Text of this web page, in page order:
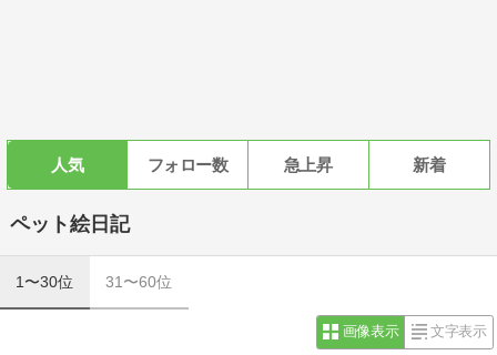
人気 フォロー数 急上昇 新着
ペット絵日記
1〜30位 31〜60位
画像表示 文字表示